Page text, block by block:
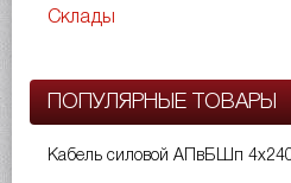
Склады
ПОПУЛЯРНЫЕ ТОВАРЫ
Кабель силовой АПвБШп